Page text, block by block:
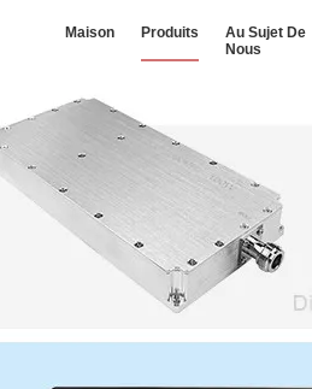
Maison Produits
Au Sujet De
Nous